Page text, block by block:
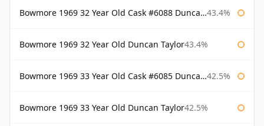
Bowmore 1969 32 Year Old Cask #6088 Duncan Taylor 43.4%
Bowmore 1969 32 Year Old Duncan Taylor43.4%
Bowmore 1969 33 Year Old Cask #6085 Duncan Taylor 42.5%
Bowmore 1969 33 Year Old Duncan Taylor42.5%